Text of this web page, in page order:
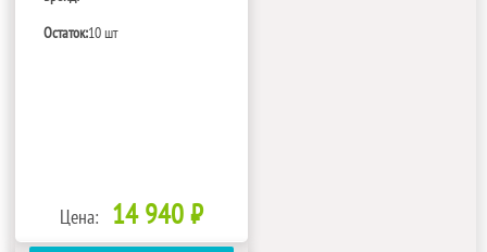
Остаток:10 шт
Цена: 14 940 ₽